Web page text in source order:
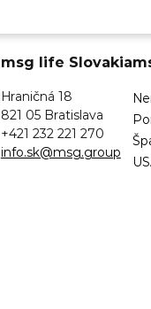
msg life Slovakia
Hraničná 18
821 05 Bratislava
+421 232 221 270
info.sk@msg.group